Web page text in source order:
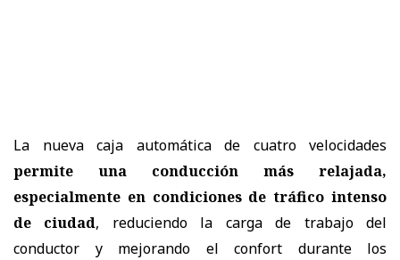
La nueva caja automática de cuatro velocidades
permite una conducción más relajada,
especialmente en condiciones de tráfico intenso
de ciudad, reduciendo la carga de trabajo del
conductor y mejorando el confort durante los